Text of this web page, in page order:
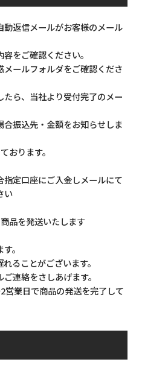
返信メールがお客様のメール
をご確認ください。
メールフォルダをご確認くださ
ら、当社より受付完了のメー
合振込先・金額をお知らせしま
おります。
定口座にご入金しメールにて
い
品を発送いたします
。
ることがございます。
連絡をさしあげます。
営業日で商品の発送を完了して